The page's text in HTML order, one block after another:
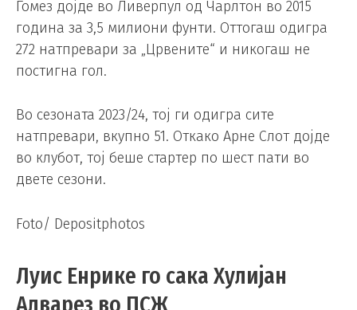
Гомез дојде во Ливерпул од Чарлтон во 2015
година за 3,5 милиони фунти. Оттогаш одигра
272 натпревари за „Црвените“ и никогаш не
постигна гол.
Во сезоната 2023/24, тој ги одигра сите
натпревари, вкупно 51. Откако Арне Слот дојде
во клубот, тој беше стартер по шест пати во
двете сезони.
Foto/ Depositphotos
Луис Енрике го сака Хулијан